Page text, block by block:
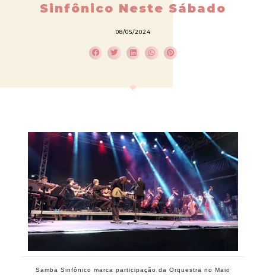
Sinfônico Neste Sábado
08/05/2024
Samba Sinfônico marca participação da Orquestra no Maio